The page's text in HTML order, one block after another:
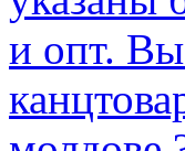
и опт.